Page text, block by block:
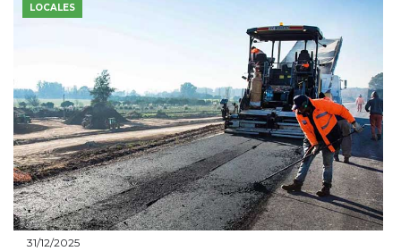
LOCALES
31/12/2025